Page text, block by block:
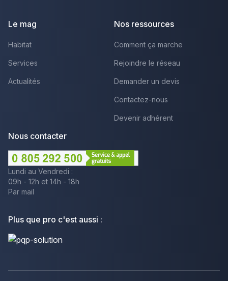
Le mag
Habitat
Services
Actualités
Nos ressources
Comment ça marche
Rejoindre le réseau
Demander un devis
Contactez-nous
Devenir adhérent
Nous contacter
Lundi au Vendredi :
09h - 12h et 14h - 18h
Par mail
Plus que pro c'est aussi :